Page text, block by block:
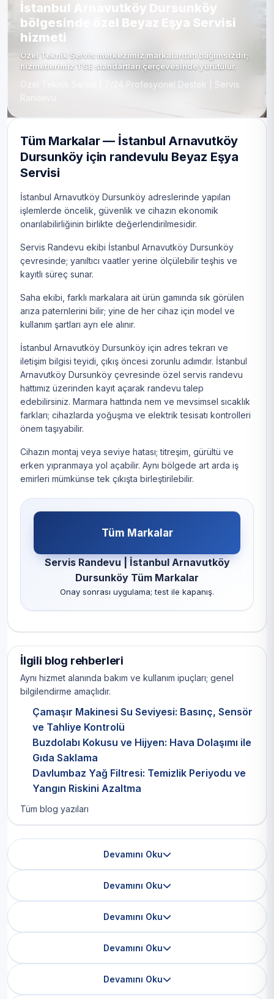
İstanbul Arnavutköy Dursunköy
bölgesinde özel Beyaz Eşya Servisi
hizmeti
Özel Teknik Servis merkezimiz markalardan bağımsızdır;
hizmetlerimiz TSE standartları çerçevesinde yürütülür.
Özel Teknik Servis | 7/24 Profesyonel Destek | Servis
Tüm Markalar — İstanbul Arnavutköy
Dursunköy için randevulu Beyaz Eşya
Servisi
İstanbul Arnavutköy Dursunköy adreslerinde yapılan
işlemlerde öncelik, güvenlik ve cihazın ekonomik
onarılabilirliğinin birlikte değerlendirilmesidir.
Servis Randevu ekibi İstanbul Arnavutköy Dursunköy
çevresinde; yanıltıcı vaatler yerine ölçülebilir teşhis ve
kayıtlı süreç sunar.
Saha ekibi, farklı markalara ait ürün gamında sık görülen
arıza paternlerini bilir; yine de her cihaz için model ve
kullanım şartları ayrı ele alınır.
İstanbul Arnavutköy Dursunköy için adres tekrarı ve
iletişim bilgisi teyidi, çıkış öncesi zorunlu adımdır. İstanbul
Arnavutköy Dursunköy çevresinde özel servis randevu
hattımız üzerinden kayıt açarak randevu talep
edebilirsiniz. Marmara hattında nem ve mevsimsel sıcaklık
farkları; cihazlarda yoğuşma ve elektrik tesisatı kontrolleri
önem taşıyabilir.
Cihazın montaj veya seviye hatası; titreşim, gürültü ve
erken yıpranmaya yol açabilir. Aynı bölgede art arda iş
emirleri mümkünse tek çıkışta birleştirilebilir.
Tüm Markalar
Servis Randevu | İstanbul Arnavutköy
Dursunköy Tüm Markalar
Onay sonrası uygulama; test ile kapanış.
İlgili blog rehberleri
Aynı hizmet alanında bakım ve kullanım ipuçları; genel
bilgilendirme amaçlıdır.
Çamaşır Makinesi Su Seviyesi: Basınç, Sensör
ve Tahliye Kontrolü
Buzdolabı Kokusu ve Hijyen: Hava Dolaşımı ile
Gıda Saklama
Davlumbaz Yağ Filtresi: Temizlik Periyodu ve
Yangın Riskini Azaltma
Tüm blog yazıları
Devamını Oku
Devamını Oku
Devamını Oku
Devamını Oku
Devamını Oku